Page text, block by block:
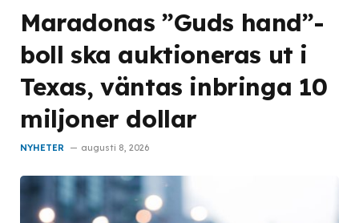
Maradonas ”Guds hand”-
boll ska auktioneras ut i
Texas, väntas inbringa 10
miljoner dollar
NYHETER augusti 8, 2026